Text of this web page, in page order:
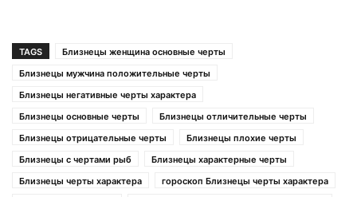
TAGS
Близнецы женщина основные черты
Близнецы мужчина положительные черты
Близнецы негативные черты характера
Близнецы основные черты
Близнецы отличительные черты
Близнецы отрицательные черты
Близнецы плохие черты
Близнецы с чертами рыб
Близнецы характерные черты
Близнецы черты характера
гороскоп Близнецы черты характера